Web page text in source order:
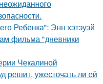
Ребенка": Энн хэтэуэй
фильма "дневники
Чекалиной
решит, ужесточать ли ей